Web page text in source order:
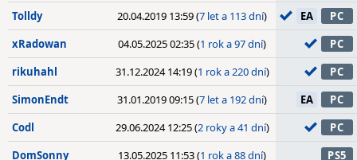
Tolldy
20.04.2019 13:59 (7 let a 113 dní) EA
PC
xRadowan
04.05.2025 02:35 (1 rok a 97 dní)
PC
rikuhahl
31.12.2024 14:19 (1 rok a 220 dní)
PC
SimonEndt
31.01.2019 09:15 (7 let a 192 dní) EA
PC
Codl
29.06.2024 12:25 (2 roky a 41 dní)
PC
DomSonny
13.05.2025 11:53 (1 rok a 88 dní)
PS5